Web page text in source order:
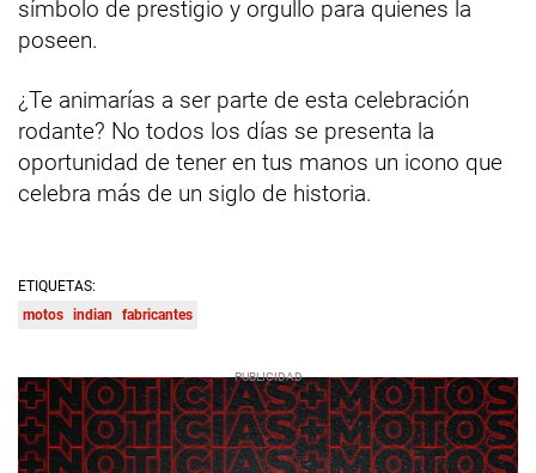
símbolo de prestigio y orgullo para quienes la
poseen.
¿Te animarías a ser parte de esta celebración
rodante? No todos los días se presenta la
oportunidad de tener en tus manos un icono que
celebra más de un siglo de historia.
ETIQUETAS:
motos indian fabricantes